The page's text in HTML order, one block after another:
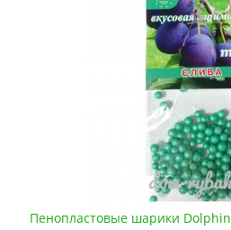
Пенопластовые шарики